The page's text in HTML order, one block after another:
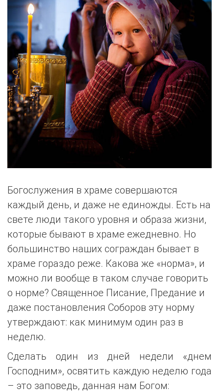
Богослужения в храме совершаются
каждый день, и даже не единожды. Есть на
свете люди такого уровня и образа жизни,
которые бывают в храме ежедневно. Но
большинство наших сограждан бывает в
храме гораздо реже. Какова же «норма», и
можно ли вообще в таком случае говорить
о норме? Священное Писание, Предание и
даже постановления Соборов эту норму
утверждают: как минимум один раз в
неделю.
Сделать один из дней недели «днем
Господним», освятить каждую неделю года
– это заповедь, данная нам Богом: